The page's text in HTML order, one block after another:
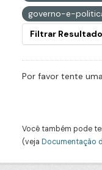
governo-e-
Filtrar
Por favor tente
Você também pode
(veja Documentação